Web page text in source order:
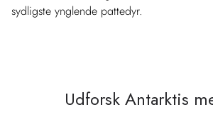
sydligste ynglende pattedyr.
Udforsk Antarktis